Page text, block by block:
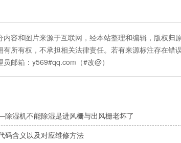
内容和图片来源于互联网，经本站整理和编辑，版权
有所有权，不承担相关法律责任。若有来源标注存在
员邮箱：y569#qq.com（#改@）
湿机不能除湿是进风栅与出风栅老坏了
码含义以及对应维修方法